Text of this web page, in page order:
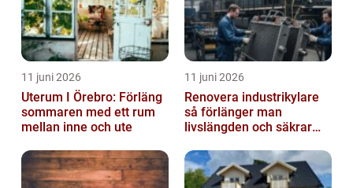
11 juni 2026
Uterum I Örebro: Förläng
sommaren med ett rum
mellan inne och ute
11 juni 2026
Renovera industrikylare
så förlänger man
livslängden och säkrar